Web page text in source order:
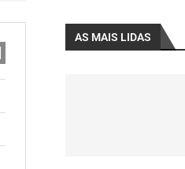
AS MAIS LIDAS